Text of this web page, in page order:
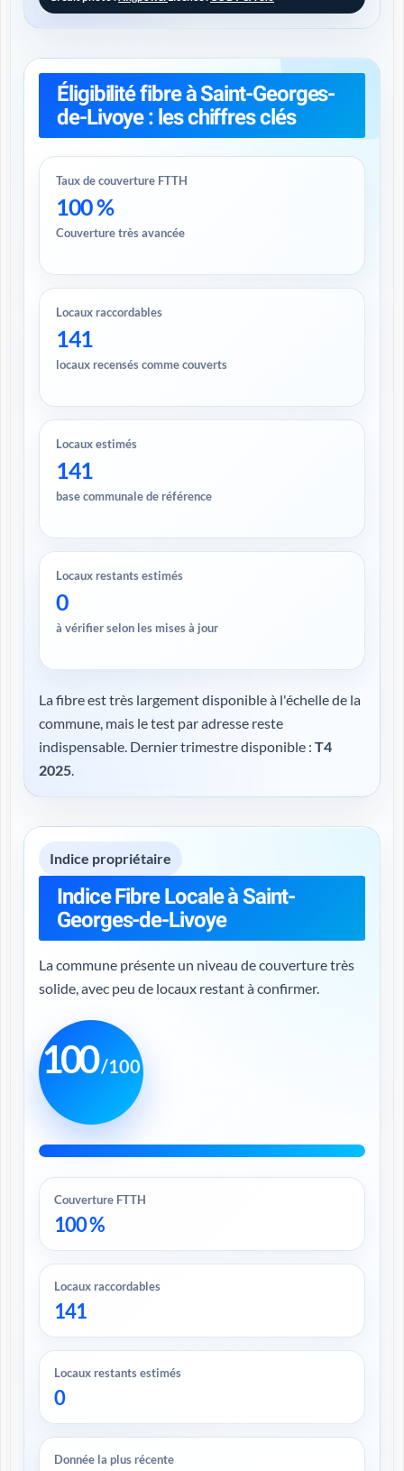
Éligibilité fibre à Saint-Georges-
de-Livoye : les chiffres clés
Taux de couverture FTTH
100 %
Couverture très avancée
Locaux raccordables
141
locaux recensés comme couverts
Locaux estimés
141
base communale de référence
Locaux restants estimés
0
à vérifier selon les mises à jour
La fibre est très largement disponible à l'échelle de la
commune, mais le test par adresse reste
indispensable. Dernier trimestre disponible : T4
2025.
Indice propriétaire
Indice Fibre Locale à Saint-
Georges-de-Livoye
La commune présente un niveau de couverture très
solide, avec peu de locaux restant à confirmer.
100/100
Couverture FTTH
100 %
Locaux raccordables
141
Locaux restants estimés
0
Donnée la plus récente